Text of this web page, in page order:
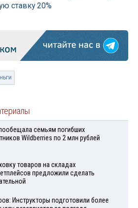
ставку 20%
семьям погибших
Wildberries по 2 млн рублей
товаров на складах
предложили сделать
Инструкторы подготовили более